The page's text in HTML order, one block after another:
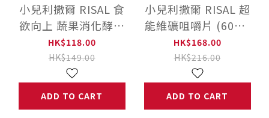
小兒利撒爾 RISAL 食
欲向上 蔬果消化酵素
體驗包 (10入)
HK$118.00
HK$149.00
ADD TO CART
小兒利撒爾 RISAL 超
能維礦咀嚼片 (60片)
◇16種綜合關鍵營養
素◇
HK$168.00
HK$216.00
ADD TO CART